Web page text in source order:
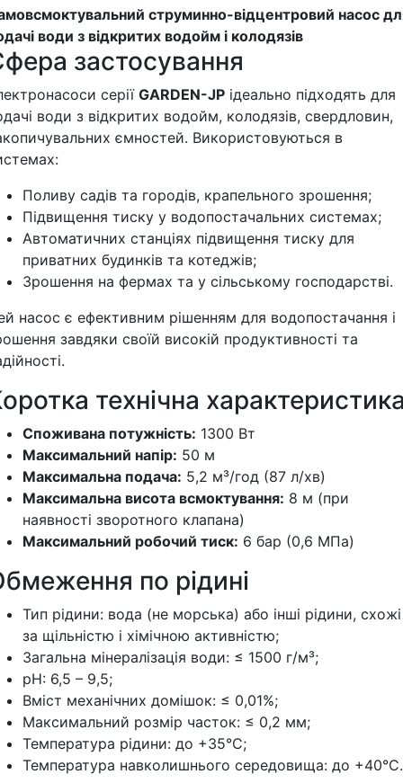
струминно-відцентровий насос
води з відкритих водойм і колодязів
застосування
серії GARDEN-JP ідеально підходять для
води з відкритих водойм, колодязів, свердловин,
ємностей. Використовуються в
Поливу садів та городів, крапельного зрошення;
Підвищення тиску у водопостачальних системах;
Автоматичних станціях підвищення тиску для
приватних будинків та котеджів;
Зрошення на фермах та у сільському господарстві.
насос є ефективним рішенням для водопостачання і
завдяки своїй високій продуктивності та
технічна
Споживана потужність: 1300 Вт
Максимальний напір: 50 м
Максимальна подача: 5,2 м³/год (87 л/хв)
Максимальна висота всмоктування: 8 м (при
наявності зворотного клапана)
Максимальний робочий тиск: 6 бар (0,6 МПа)
по рідині
Тип рідини: вода (не морська) або інші рідини, схожі
за щільністю і хімічною активністю;
Загальна мінералізація води: ≤ 1500 г/м³;
рН: 6,5 – 9,5;
Вміст механічних домішок: ≤ 0,01%;
Максимальний розмір часток: ≤ 0,2 мм;
Температура рідини: до +35°C;
Температура навколишнього середовища: до +40°C.